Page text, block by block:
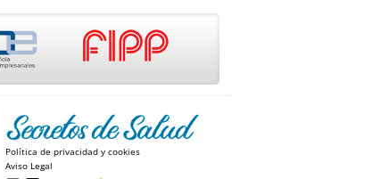
Política de privacidad y cookies
Aviso Legal